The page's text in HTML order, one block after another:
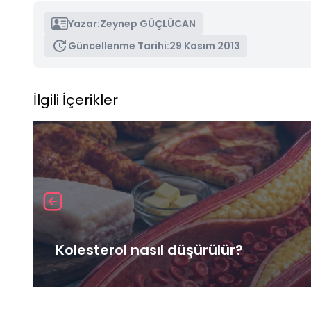
Yazar:Zeynep GÜÇLÜCAN
Güncellenme Tarihi:29 Kasım 2013
İlgili İçerikler
Kolesterol nasıl düşürülür?